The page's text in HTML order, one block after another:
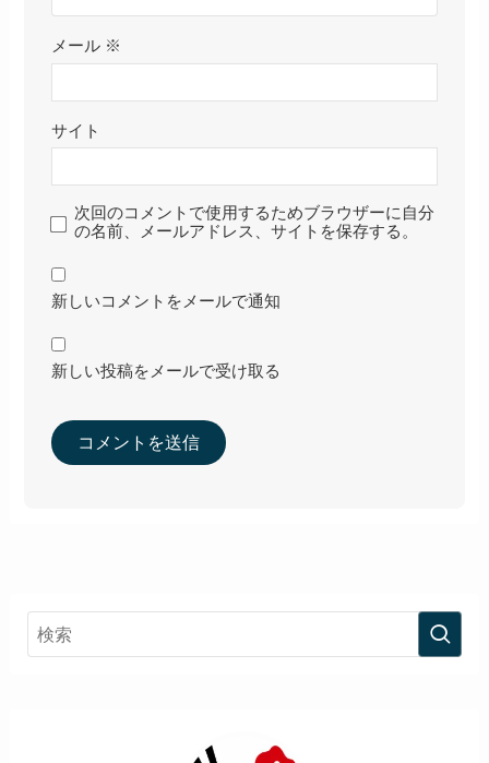
メール ※
サイト
次回のコメントで使用するためブラウザーに自分
の名前、メールアドレス、サイトを保存する。
新しいコメントをメールで通知
新しい投稿をメールで受け取る